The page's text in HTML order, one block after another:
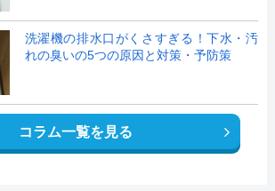
洗濯機の排水口がくさすぎる！下水・汚
れの臭いの5つの原因と対策・予防策
コラム一覧を見る